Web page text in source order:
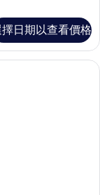
日期以查看價格
布/窗簾、隔音、熨斗/